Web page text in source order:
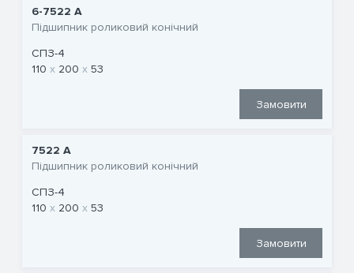
6-7522 А
Підшипник роликовий конічний
СПЗ-4
110
200 53
Замовити
7522 А
Підшипник роликовий конічний
СПЗ-4
110
200 53
Замовити